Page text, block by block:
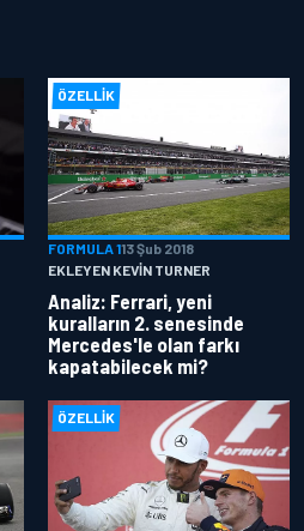
ÖZELLIK
FORMULA 113 Şub 2018
EKLEYEN KEVIN TURNER
Analiz: Ferrari, yeni
kuralların 2. senesinde
Mercedes'le olan farkı
kapatabilecek mi?
ÖZELLIK